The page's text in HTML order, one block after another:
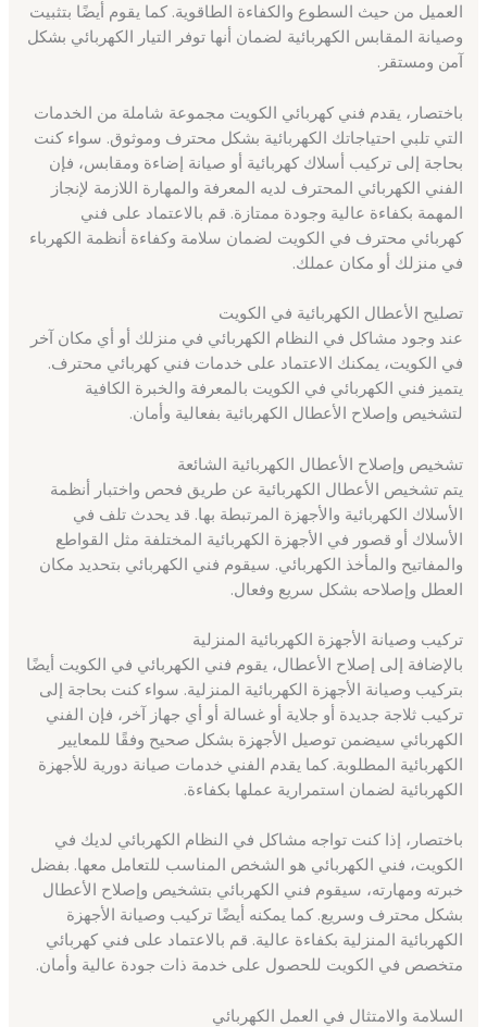
العميل من حيث السطوع والكفاءة الطاقوية. كما يقوم أيضًا بتثبيت
وصيانة المقابس الكهربائية لضمان أنها توفر التيار الكهربائي بشكل
آمن ومستقر.
باختصار، يقدم فني كهربائي الكويت مجموعة شاملة من الخدمات
التي تلبي احتياجاتك الكهربائية بشكل محترف وموثوق. سواء كنت
بحاجة إلى تركيب أسلاك كهربائية أو صيانة إضاءة ومقابس، فإن
الفني الكهربائي المحترف لديه المعرفة والمهارة اللازمة لإنجاز
المهمة بكفاءة عالية وجودة ممتازة. قم بالاعتماد على فني
كهربائي محترف في الكويت لضمان سلامة وكفاءة أنظمة الكهرباء
في منزلك أو مكان عملك.
تصليح الأعطال الكهربائية في الكويت
عند وجود مشاكل في النظام الكهربائي في منزلك أو أي مكان آخر
في الكويت، يمكنك الاعتماد على خدمات فني كهربائي محترف.
يتميز فني الكهربائي في الكويت بالمعرفة والخبرة الكافية
لتشخيص وإصلاح الأعطال الكهربائية بفعالية وأمان.
تشخيص وإصلاح الأعطال الكهربائية الشائعة
يتم تشخيص الأعطال الكهربائية عن طريق فحص واختبار أنظمة
الأسلاك الكهربائية والأجهزة المرتبطة بها. قد يحدث تلف في
الأسلاك أو قصور في الأجهزة الكهربائية المختلفة مثل القواطع
والمفاتيح والمأخذ الكهربائي. سيقوم فني الكهربائي بتحديد مكان
العطل وإصلاحه بشكل سريع وفعال.
تركيب وصيانة الأجهزة الكهربائية المنزلية
بالإضافة إلى إصلاح الأعطال، يقوم فني الكهربائي في الكويت أيضًا
بتركيب وصيانة الأجهزة الكهربائية المنزلية. سواء كنت بحاجة إلى
تركيب ثلاجة جديدة أو جلاية أو غسالة أو أي جهاز آخر، فإن الفني
الكهربائي سيضمن توصيل الأجهزة بشكل صحيح وفقًا للمعايير
الكهربائية المطلوبة. كما يقدم الفني خدمات صيانة دورية للأجهزة
الكهربائية لضمان استمرارية عملها بكفاءة.
باختصار، إذا كنت تواجه مشاكل في النظام الكهربائي لديك في
الكويت، فني الكهربائي هو الشخص المناسب للتعامل معها. بفضل
خبرته ومهارته، سيقوم فني الكهربائي بتشخيص وإصلاح الأعطال
بشكل محترف وسريع. كما يمكنه أيضًا تركيب وصيانة الأجهزة
الكهربائية المنزلية بكفاءة عالية. قم بالاعتماد على فني كهربائي
متخصص في الكويت للحصول على خدمة ذات جودة عالية وأمان.
السلامة والامتثال في العمل الكهربائي